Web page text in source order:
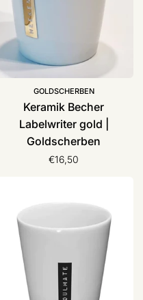
GOLDSCHERBEN
Keramik Becher
Labelwriter gold |
Goldscherben
€16,50
Tasse
Labelwriter
schwarz
Goldscherben